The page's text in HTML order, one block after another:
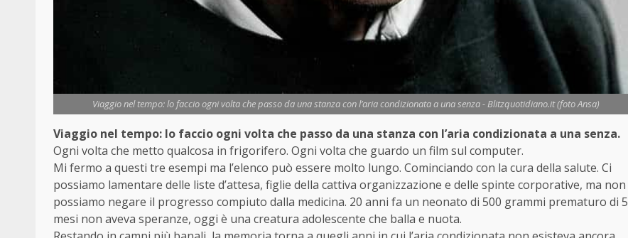
Viaggio nel tempo: lo faccio ogni volta che passo da una stanza con l’aria condizionata a una senza - Blitzquotidiano.it (foto Ansa)
Viaggio nel tempo: lo faccio ogni volta che passo da una stanza con l’aria condizionata a una senza.
Ogni volta che metto qualcosa in frigorifero. Ogni volta che guardo un film sul computer.
Mi fermo a questi tre esempi ma l’elenco può essere molto lungo. Cominciando con la cura della salute. Ci
possiamo lamentare delle liste d’attesa, figlie della cattiva organizzazione e delle spinte corporative, ma non
possiamo negare il progresso compiuto dalla medicina. 20 anni fa un neonato di 500 grammi prematuro di 5
mesi non aveva speranze, oggi è una creatura adolescente che balla e nuota.